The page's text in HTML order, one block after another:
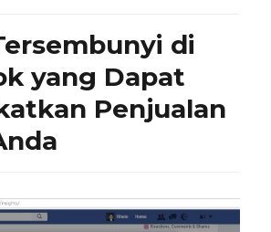
di
yang Dapat
Penjualan